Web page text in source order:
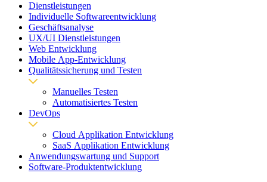
Dienstleistungen
Individuelle Softwareentwicklung
Geschäftsanalyse
UX/UI Dienstleistungen
Web Entwicklung
Mobile App-Entwicklung
Qualitätssicherung und Testen
Manuelles Testen
Automatisiertes Testen
DevOps
Cloud Applikation Entwicklung
SaaS Applikation Entwicklung
Anwendungswartung und Support
Software-Produktentwicklung